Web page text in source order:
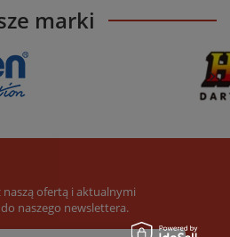
marki
naszą ofertą i aktualnymi
naszego newslettera.